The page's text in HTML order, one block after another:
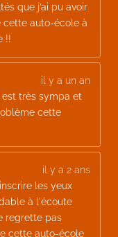
que j’ai pu avoir
cette auto-école à
!!
il y a un an
est très sympa et
cette
il y a 2 ans
les yeux
à l'écoute
regrette pas
cette auto-école